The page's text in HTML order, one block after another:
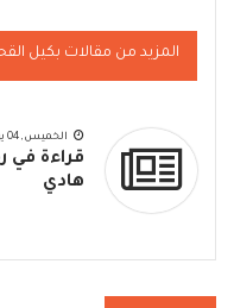
المزيد من مقالات بكيل
الخميس, 04 يونيو 2026
قراءة في
هادي